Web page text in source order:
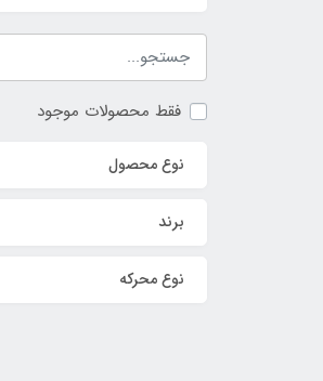
فقط محصولات موجود
نوع محصول
برند
نوع محرکه